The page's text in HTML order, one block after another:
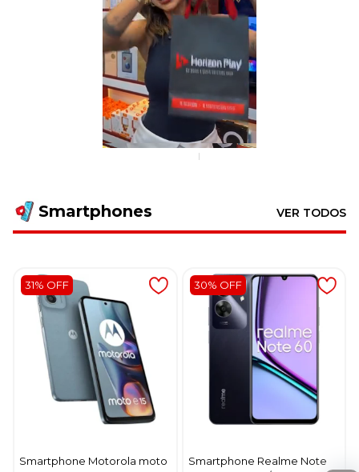
Smartphones VER TODOS
31% OFF
Smartphone Motorola moto
30% OFF
Smartphone Realme Note